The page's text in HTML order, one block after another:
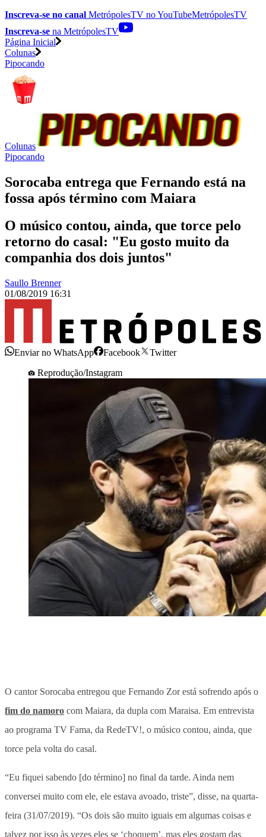
Inscreva-se no canal MetrópolesTV noYouTubeMetrópolesTV
Inscreva-se na MetrópolesTV
Página Inicial
Colunas
Pipocando
Colunas
Pipocando
Sorocaba entrega que Fernando está na
fossa após término com Maiara
O músico contou, ainda, que torce pelo
retorno do casal: "Eu gosto muito da
companhia dos dois juntos"
Saullo Brenner
01/08/2019 16:31
Enviar no WhatsApp Facebook
Twitter
Reprodução/Instagram
O cantor Sorocaba entregou que Fernando Zor está sofrendo após o
fim do namoro com Maiara, da dupla com Maraisa. Em entrevista
ao programa TV Fama, da RedeTV!, o músico contou, ainda, que
torce pela volta do casal.
“Eu fiquei sabendo [do término] no final da tarde. Ainda nem
conversei muito com ele, ele estava avoado, triste”, disse, na quarta-
feira (31/07/2019). “Os dois são muito iguais em algumas coisas e
talvez por isso às vezes eles se ‘choquem’, mas eles gostam das